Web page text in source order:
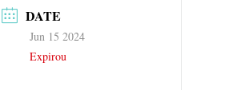
DATE
Jun 15 2024
Expirou